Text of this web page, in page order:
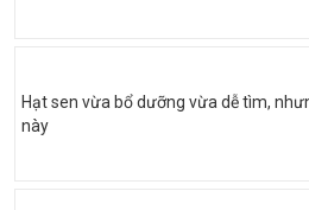
Hạt sen vừa bổ dưỡng vừa dễ tìm,
này